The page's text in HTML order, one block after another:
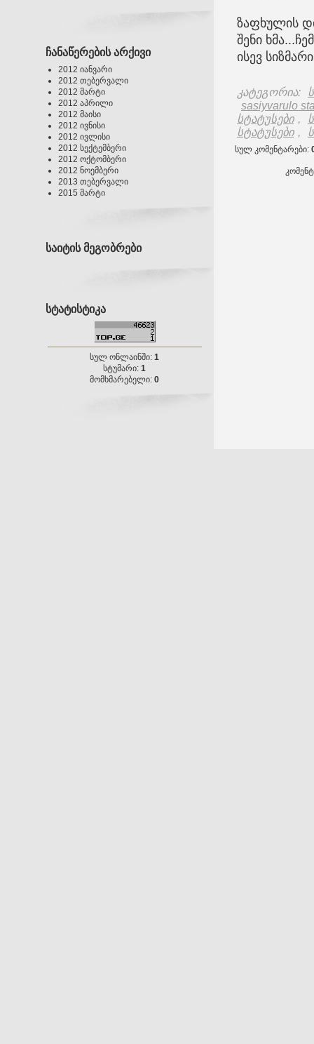
ჩანაწერების არქივი
2012 იანვარი
2012 თებერვალი
2012 მარტი
2012 აპრილი
2012 მაისი
2012 ივნისი
2012 ივლისი
2012 სექტემბერი
2012 ოქტომბერი
2012 ნოემბერი
2013 თებერვალი
2015 მარტი
საიტის მეგობრები
სტატისტიკა
სულ ონლაინში:1
სტუმარი:1
მომხმარებელი:0
ზაფხულის
შენი
ისევ
კატეგორია:
sasiyvarulo
სტატუსები ,
სტატუსები ,
სულ კომენტარები: